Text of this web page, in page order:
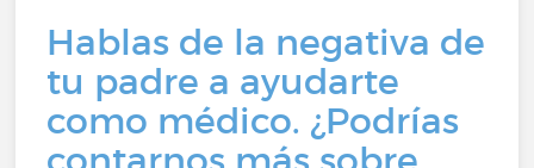
Hablas de la negativa de
tu padre a ayudarte
como médico. ¿Podrías